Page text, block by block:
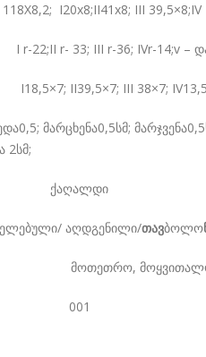
I20x8;II41x8; III 39,5×8;IV
r- 33; III r-36; IVr-14;v –
III 38×7;
მარცხენა0,5სმ;
2სმ;
აღდგენილი/თავბოლო